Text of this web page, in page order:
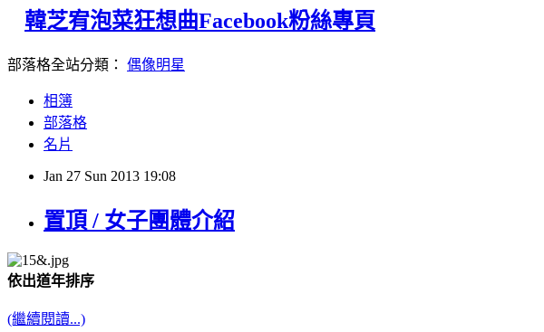
韓芝宥泡菜狂想曲Facebook粉絲專頁
部落格全站分類： 偶像明星
相簿
部落格
名片
Jan 27 Sun 2013 19:08
置頂 / 女子團體介紹
依出道年排序
(繼續閱讀...)